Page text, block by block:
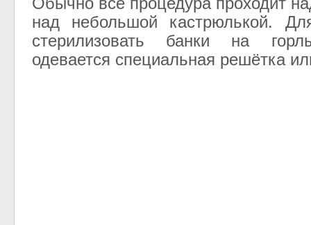
над небольшой кастрюлькой.
стерилизовать банки на
одевается специальная решётка